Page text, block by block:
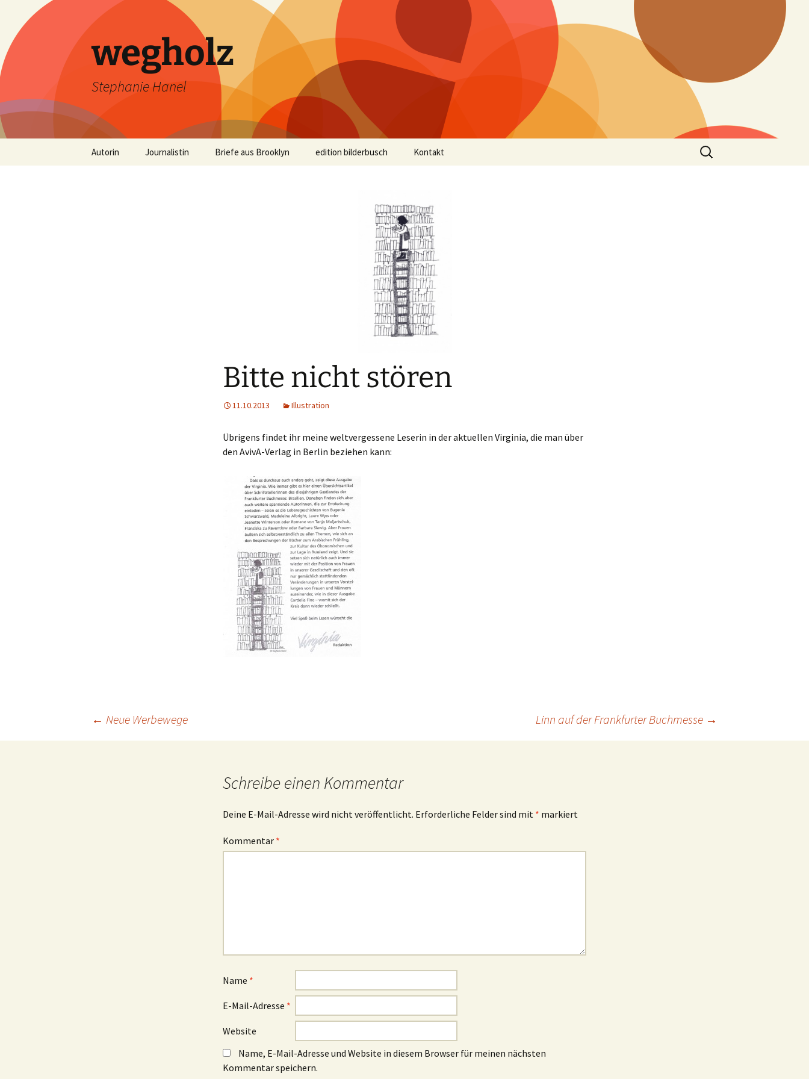
wegholz
Stephanie Hanel
Autorin Journalistin Briefe aus Brooklyn edition bilderbusch Kontakt
Suchen
nach:
Bitte nicht stören
11.10.2013 Illustration
Übrigens findet ihr meine weltvergessene Leserin in der aktuellen Virginia, die man über
den AvivA-Verlag in Berlin beziehen kann:
Beitrags-
← Neue Werbewege Linn auf der Frankfurter Buchmesse →
Schreibe einen Kommentar
Deine E-Mail-Adresse wird nicht veröffentlicht. Erforderliche Felder sind mit * markiert
Kommentar *
Name *
E-Mail-Adresse *
Website
Name, E-Mail-Adresse und Website in diesem Browser für meinen nächsten
Kommentar speichern.